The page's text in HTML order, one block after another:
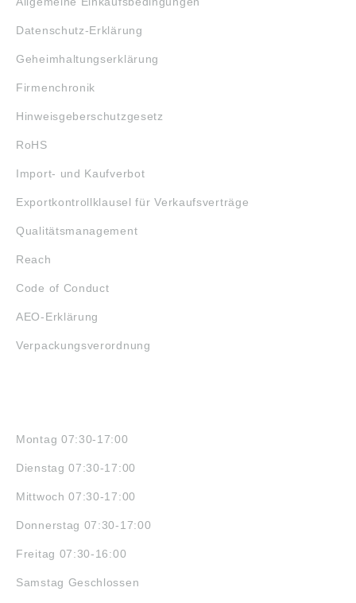
Datenschutz-Erklärung
Geheimhaltungserklärung
Firmenchronik
Hinweisgeberschutzgesetz
RoHS
Import- und Kaufverbot
Exportkontrollklausel für Verkaufsverträge
Qualitätsmanagement
Reach
Code of Conduct
AEO-Erklärung
Verpackungsverordnung
Montag 07:30-17:00
Dienstag 07:30-17:00
Mittwoch 07:30-17:00
Donnerstag 07:30-17:00
Freitag 07:30-16:00
Samstag Geschlossen